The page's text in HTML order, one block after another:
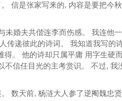
信是张家写来的, 内容是要把今
未婚夫共偕连李而伤感。 我连他
传递彼此的诗词。 我知道我写的
得。 他的诗却只属平庸 用字生硬
信任目光的主考赏识。 不过, 我
数天前, 杨涟大人参了逆阉魏忠